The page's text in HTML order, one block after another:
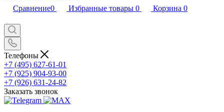
Сравнение0 Избранные товары 0 Корзина 0
Телефоны
+7 (495) 627-61-01
+7 (925) 904-93-00
+7 (926) 631-24-82
Заказать звонок